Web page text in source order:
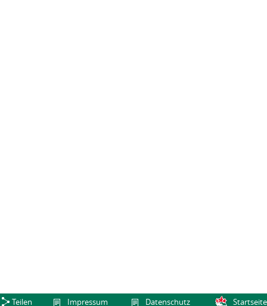
Teilen Impressum Datenschutz Startseite